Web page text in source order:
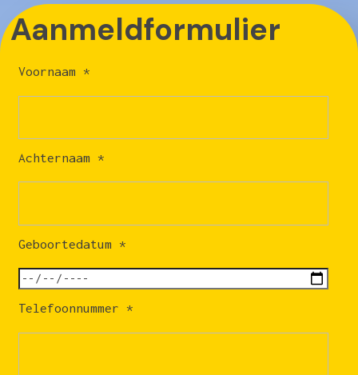
Aanmeldformulier
Voornaam *
Achternaam *
Geboortedatum *
Telefoonnummer *